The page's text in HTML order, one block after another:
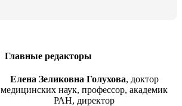
Главные редакторы
Елена Зеликовна Голухова, доктор
медицинских наук, профессор, академик
РАН, директор